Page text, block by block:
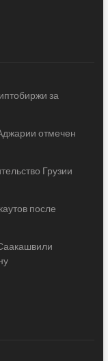
за
отмечен
Грузии
после